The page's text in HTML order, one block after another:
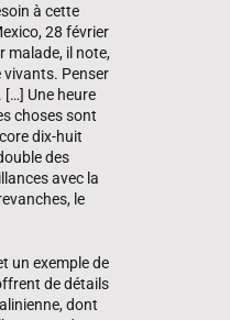
à cette
28 février
malade, il note,
vivants. Penser
[…] Une heure
choses sont
dix-huit
des
avec la
le
un exemple de
de détails
dont